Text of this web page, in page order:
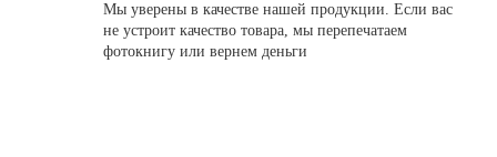
Мы уверены в качестве нашей продукции. Если вас
не устроит качество товара, мы перепечатаем
фотокнигу или вернем деньги